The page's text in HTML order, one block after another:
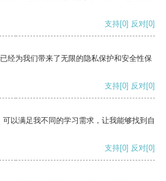
支持[0] 反对[0]
经为我们带来了无限的隐私保护和安全性保
支持[0] 反对[0]
以满足我不同的学习需求，让我能够找到自
支持[0] 反对[0]